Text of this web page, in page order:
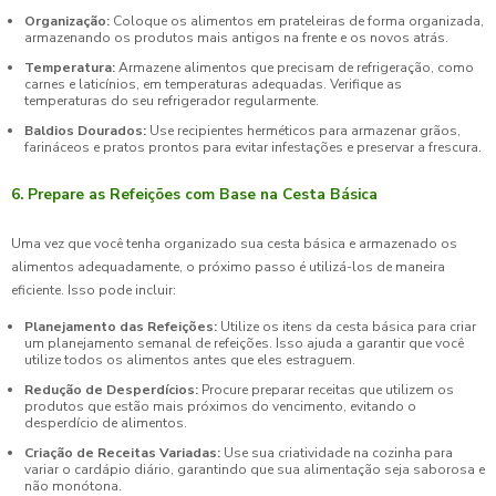
Organização: Coloque os alimentos em prateleiras de forma organizada,
armazenando os produtos mais antigos na frente e os novos atrás.
Temperatura:Armazene alimentos que precisam de refrigeração, como
carnes e laticínios, em temperaturas adequadas. Verifique as
temperaturas do seu refrigerador regularmente.
Baldios Dourados: Use recipientes herméticos para armazenar grãos,
farináceos e pratos prontos para evitar infestações e preservar a frescura.
6. Prepare as Refeições com Base na Cesta Básica
Uma vez que você tenha organizado sua cesta básica e armazenado os
alimentos adequadamente, o próximo passo é utilizá-los de maneira
eficiente. Isso pode incluir:
Planejamento das Refeições: Utilize os itens da cesta básica para criar
um planejamento semanal de refeições. Isso ajuda a garantir que você
utilize todos os alimentos antes que eles estraguem.
Redução de Desperdícios: Procure preparar receitas que utilizem os
produtos que estão mais próximos do vencimento, evitando o
desperdício de alimentos.
Criação de Receitas Variadas: Use sua criatividade na cozinha para
variar o cardápio diário, garantindo que sua alimentação seja saborosa e
não monótona.